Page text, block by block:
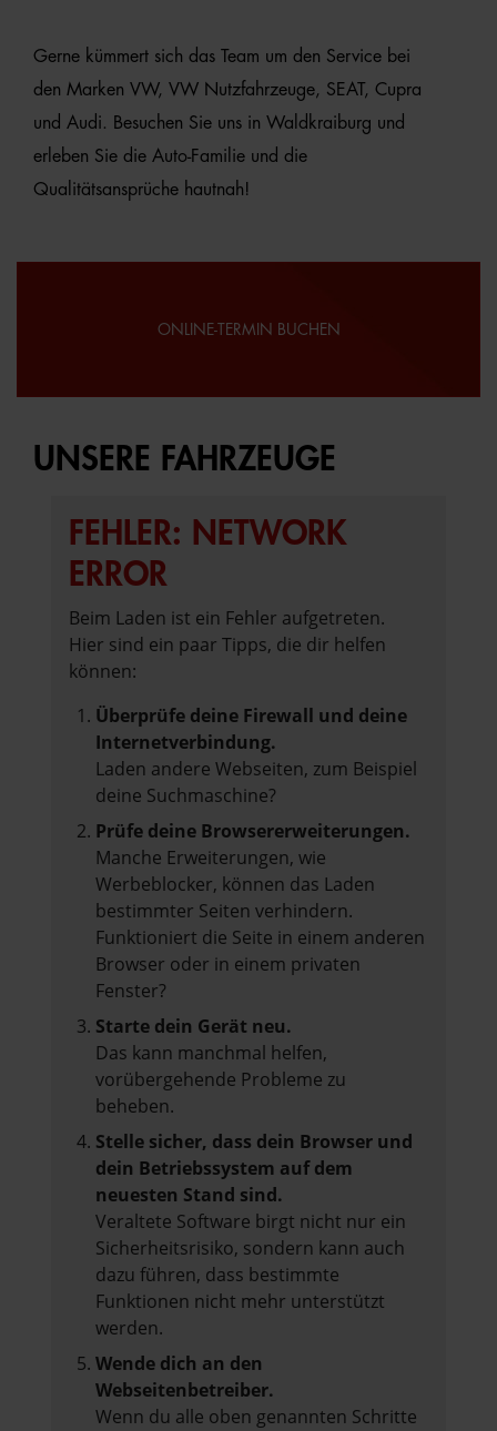
Gerne kümmert sich das Team um den Service bei
den Marken VW, VW Nutzfahrzeuge, SEAT, Cupra
und Audi. Besuchen Sie uns in Waldkraiburg und
erleben Sie die Auto-Familie und die
Qualitätsansprüche hautnah!
ONLINE-TERMIN BUCHEN
UNSERE FAHRZEUGE
FEHLER: NETWORK
ERROR
Beim Laden ist ein Fehler aufgetreten.
Hier sind ein paar Tipps, die dir helfen
können:
Überprüfe deine Firewall und deine
Internetverbindung.
Laden andere Webseiten, zum Beispiel
deine Suchmaschine?
Prüfe deine Browsererweiterungen.
Manche Erweiterungen, wie
Werbeblocker, können das Laden
bestimmter Seiten verhindern.
Funktioniert die Seite in einem anderen
Browser oder in einem privaten
Fenster?
Starte dein Gerät neu.
Das kann manchmal helfen,
vorübergehende Probleme zu
beheben.
Stelle sicher, dass dein Browser und
dein Betriebssystem auf dem
neuesten Stand sind.
Veraltete Software birgt nicht nur ein
Sicherheitsrisiko, sondern kann auch
dazu führen, dass bestimmte
Funktionen nicht mehr unterstützt
werden.
Wende dich an den
Webseitenbetreiber.
Wenn du alle oben genannten Schritte